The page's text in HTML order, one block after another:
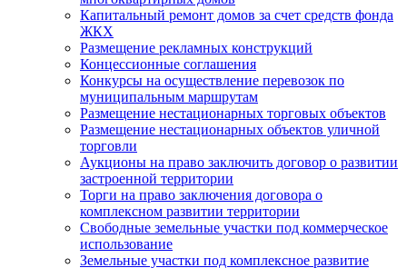
Капитальный ремонт домов за счет средств фонда
ЖКХ
Размещение рекламных конструкций
Концессионные соглашения
Конкурсы на осуществление перевозок по
муниципальным маршрутам
Размещение нестационарных торговых объектов
Размещение нестационарных объектов уличной
торговли
Аукционы на право заключить договор о развитии
застроенной территории
Торги на право заключения договора о
комплексном развитии территории
Свободные земельные участки под коммерческое
использование
Земельные участки под комплексное развитие